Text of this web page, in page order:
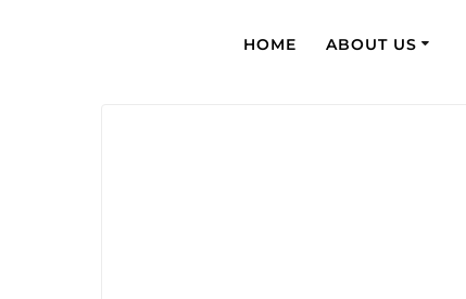
HOME ABOUT US